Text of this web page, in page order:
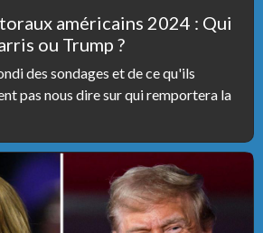
américains 2024 : Qui
ou Trump ?
des sondages et de ce qu'ils
pas nous dire sur qui remportera la